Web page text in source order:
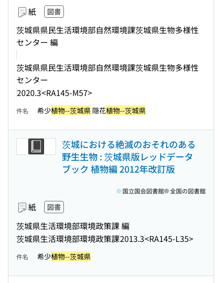
紙 図書
茨城県県民生活環境部自然環境課茨城県生物多様性
センター 編
茨城県県民生活環境部自然環境課茨城県生物多様性
センター
2020.3<RA145-M57>
件名 希少植物--茨城県 隠花植物--茨城県
茨城における絶滅のおそれのある
野生生物 : 茨城県版レッドデータ
ブック 植物編 2012年改訂版
紙 図書
茨城県生活環境部環境政策課 編
茨城県生活環境部環境政策課2013.3<RA145-L35>
国立国会図書館 全国の図書館
件名 希少植物--茨城県